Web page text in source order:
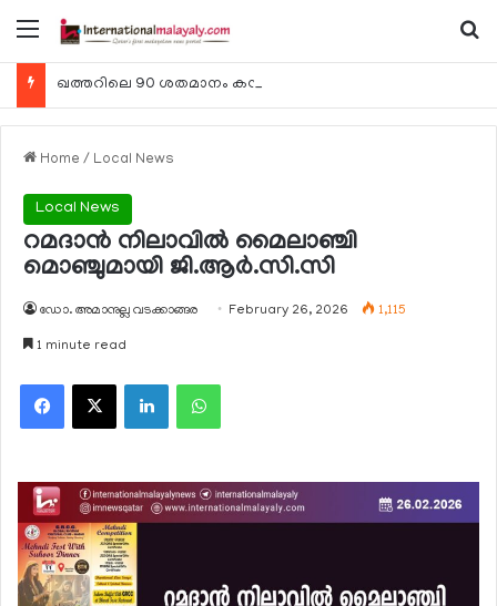
Menu
Home / Local News
Local News
റമദാന്‍ നിലാവില്‍ മൈലാഞ്ചി
മൊഞ്ചുമായി ജി.ആര്‍.സി.സി
ഡോ. അമാനുല്ല വടക്കാങ്ങര February 26, 2026 1,115
1 minute read
Facebook
X LinkedInWhatsApp